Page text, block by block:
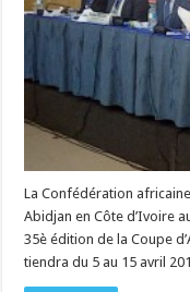
La Confédération
Abidjan en Côte d’Ivoire
35è édition de la Coupe
tiendra du 5 au 15 avril